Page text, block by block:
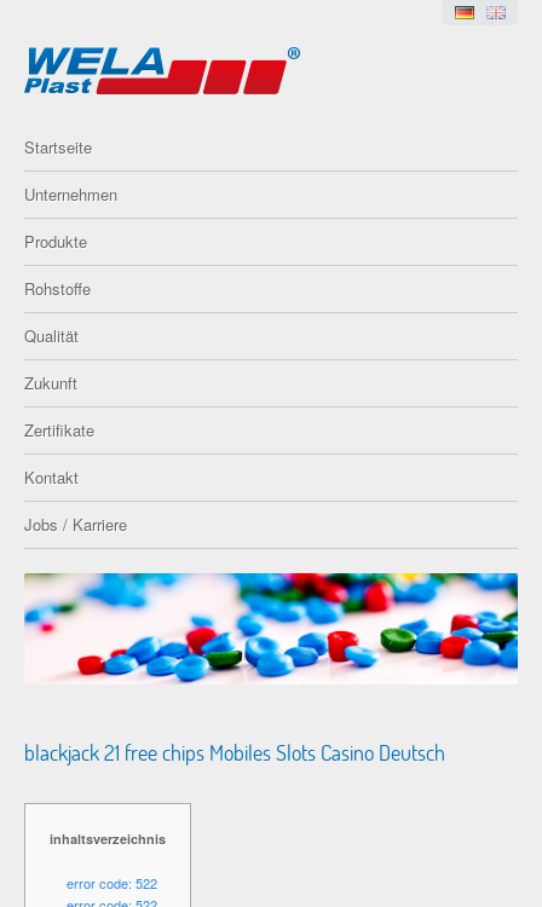
Startseite
Unternehmen
Produkte
Rohstoffe
Qualität
Zukunft
Zertifikate
Kontakt
Jobs / Karriere
blackjack 21 free chips Mobiles Slots Casino Deutsch
inhaltsverzeichnis
error code: 522